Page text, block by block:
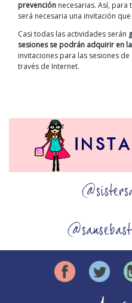
prevención necesarias. Así, para
será necesaria una invitación
Casi todas las actividades serán
sesiones se podrán adquirir en
invitaciones para las sesiones
través de Internet.